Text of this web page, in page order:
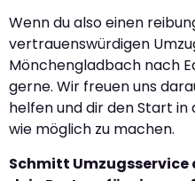
Wenn du also einen
vertrauenswürdigen
Mönchengladbach nach
gerne. Wir freuen uns
helfen und dir den Start
wie möglich zu machen.
Schmitt